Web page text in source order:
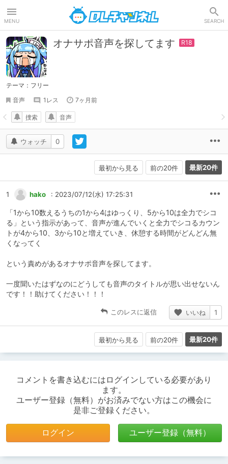
MENU SEARCH
オナサポ音声を探してます
テーマ：フリー
音声
1レス 7ヶ月前
ウォッチ 0
捜索 音声
最初から見る 前の20件 最新20件
1 hako : 2023/07/12(水) 17:25:31
「1から10数えるうちの1から4はゆっくり、5から10は全力でシコ
る」という指示があって、音声が進んでいくと全力でシコるカウン
トが4から10、3から10と増えていき、休憩する時間がどんどん無
くなってく
という責めがあるオナサポ音声を探してます。
一度聞いたはずなのにどうしても音声のタイトルが思い出せないん
です！！助けてください！！！
このレスに返信 いいね 1
最初から見る 前の20件 最新20件
コメントを書き込むにはログインしている必要があり
ます。
ユーザー登録（無料）がお済みでない方はこの機会に
是非ご登録ください。
ログイン ユーザー登録（無料）